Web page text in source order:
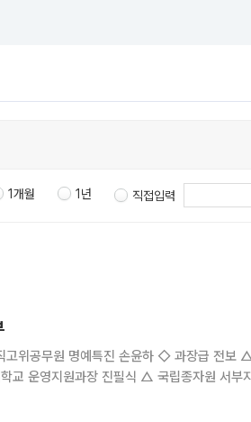
1개월 1년 직접입력
보 △ 국제협력총괄과장 강효주 △ 국립농산물품질관리원 경남지
장 진필식 △ 국립종자원 서부지원장 백운활 ◇ 과장급 복직 △ 농식품